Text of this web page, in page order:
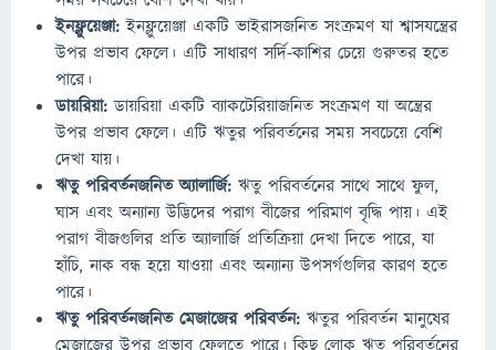
ইনফ্লুয়েঞ্জা: ইনফ্লুয়েঞ্জা একটি ভাইরাসজনিত সংক্রমণ যা শ্বাসযন্ত্রের
উপর প্রভাব ফেলে। এটি সাধারণ সর্দি-কাশির চেয়ে গুরুতর হতে
পারে।
ডায়রিয়া: ডায়রিয়া একটি ব্যাকটেরিয়াজনিত সংক্রমণ যা অন্ত্রের
উপর প্রভাব ফেলে। এটি ঋতুর পরিবর্তনের সময় সবচেয়ে বেশি
দেখা যায়।
ঋতু পরিবর্তনজনিত অ্যালার্জি: ঋতু পরিবর্তনের সাথে সাথে ফুল,
ঘাস এবং অন্যান্য উদ্ভিদের পরাগ বীজের পরিমাণ বৃদ্ধি পায়। এই
পরাগ বীজগুলির প্রতি অ্যালার্জি প্রতিক্রিয়া দেখা দিতে পারে, যা
হাঁচি, নাক বন্ধ হয়ে যাওয়া এবং অন্যান্য উপসর্গগুলির কারণ হতে
পারে।
ঋতু পরিবর্তনজনিত মেজাজের পরিবর্তন: ঋতুর পরিবর্তন মানুষের